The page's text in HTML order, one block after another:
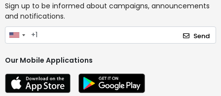
Sign up to be informed about campaigns, announcements
and notifications.
Send
Our Mobile Applications